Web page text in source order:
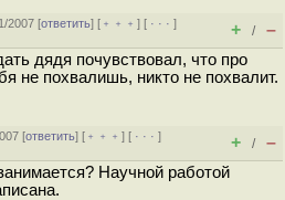
2007 [ответить] [ ﹢﹢﹢] [ · · ·]
+ / –
дядя почувствовал, что про
не похвалишь, никто не похвалит.
[ответить] [ ﹢﹢﹢] [ · · ·]
+ / –
Научной работой